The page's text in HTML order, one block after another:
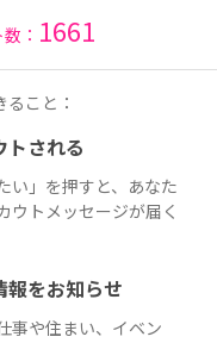
： 1661
こと：
トされる
い」を押すと、あなた
ウトメッセージが届く
報をお知らせ
事や住まい、イベン